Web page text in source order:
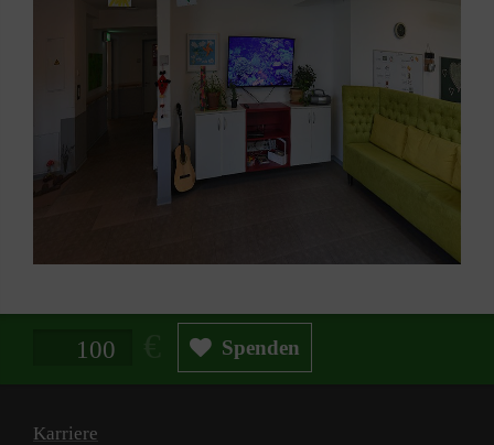
Spendenbetrag in Euro Spenden
Karriere